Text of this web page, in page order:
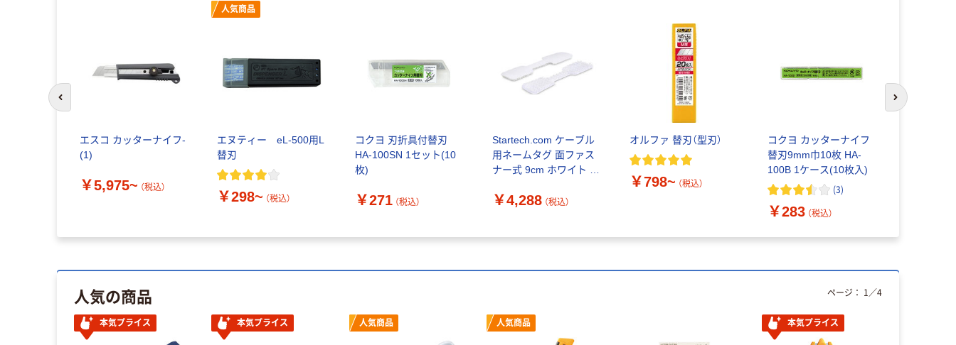
エスコ カッターナイフ-
(1)
￥5,975~ （税込）
人気商品
エヌティー eL-500用L
替刃
￥298~ （税込）
コクヨ 刃折具付替刃
HA-100SN 1セット(10
枚)
￥271 （税込）
Startech.com ケーブル
用ネームタグ 面ファス
ナー式 9cm ホワイト 配
TAG-HLWH 1セット
￥4,288 （税込）
オルファ 替刃（型刃）
￥798~ （税込）
コクヨ カッターナイフ
替刃9mm巾10枚 HA-
100B 1ケース(10枚入)
(3)
￥283 （税込）
次のスライド
人気の商品
本気プライス 本気プライス 人気商品 人気商品 本気プライス
ページ： 1 ／4